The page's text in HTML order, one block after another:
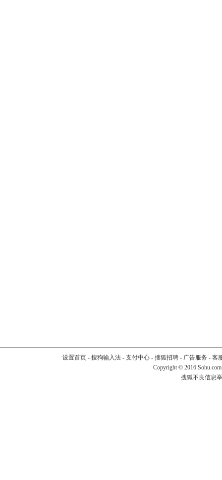
设置首页- 搜狗输入法- 支付中心- 搜狐招聘- 广告服务 - 客
Copyright © 2016
搜狐不良信息